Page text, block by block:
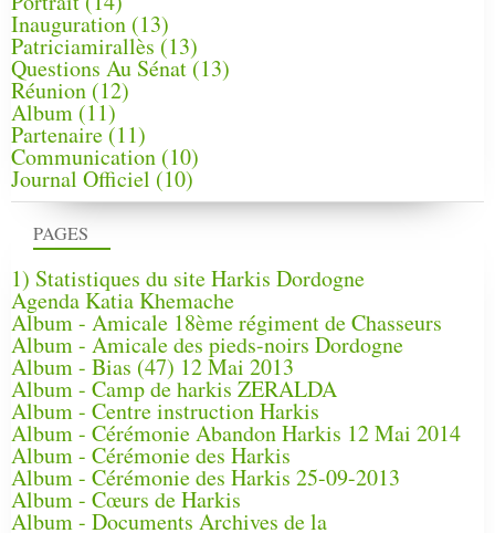
PAGES
1) Statistiques du site Harkis Dordogne
Agenda Katia Khemache
Album - Amicale 18ème régiment de Chasseurs
Album - Amicale des pieds-noirs Dordogne
Album - Bias (47) 12 Mai 2013
Album - Camp de harkis ZERALDA
Album - Centre instruction Harkis
Album - Cérémonie Abandon Harkis 12 Mai 2014
Album - Cérémonie des Harkis
Album - Cérémonie des Harkis 25-09-2013
Album - Cœurs de Harkis
Album - Documents Archives de la
Inauguration (13)
Patriciamirallès (13)
Questions Au Sénat(13)
Réunion (12)
Album (11)
Partenaire(11)
Communication (10)
Journal Officiel (10)